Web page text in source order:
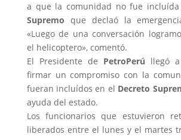
a que la comunidad no fue
Supremo que declaó la
«Luego de una conversación
el helicoptero», comentó.
El Presidente de PetroPerú llegó
firmar un compromiso con la
fueran incluídos en el Decreto
ayuda del estado.
Los funcionarios que estuvieron
liberados entre el lunes y el martes